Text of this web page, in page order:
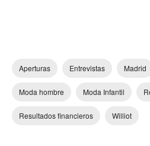
Aperturas Entrevistas Madrid
Moda hombre Moda Infantil
Resultados financieros Williot